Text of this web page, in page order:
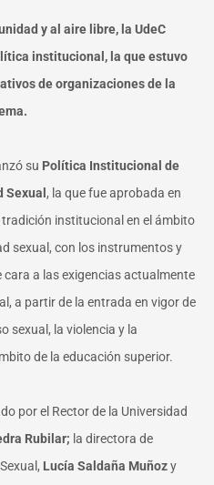
y al aire libre, la UdeC
institucional, la que estuvo
de organizaciones de la
su Política Institucional de
Sexual , la que fue aprobada en
institucional en el ámbito
sexual, con los instrumentos y
a las exigencias actualmente
a partir de la entrada en vigor de
sexual, la violencia y la
de la educación superior.
por el Rector de la Universidad
Rubilar; la directora de
Lucía Saldaña Muñozy